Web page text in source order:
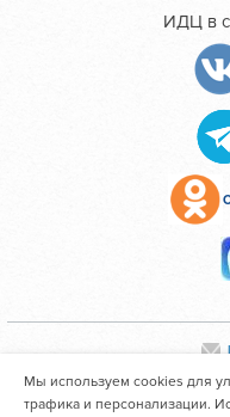
ИДЦ в
Мы используем cookies для
трафика и персонализации.